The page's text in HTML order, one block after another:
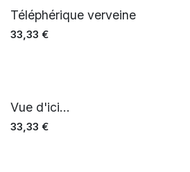
Téléphérique verveine
33,33 €
Vue d'ici...
33,33 €